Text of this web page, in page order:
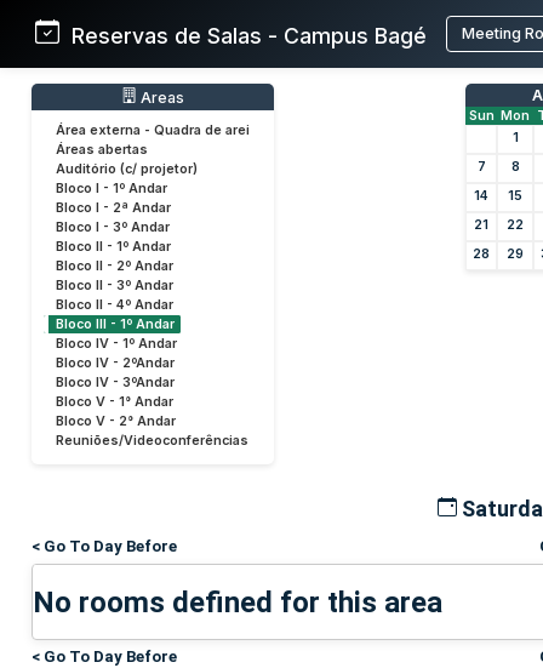
Reservas de Salas - Campus Bagé Meeting
Areas
Área externa - Quadra de arei
Áreas abertas
Auditório (c/ projetor)
Bloco I - 1º Andar
Bloco I - 2ª Andar
Bloco I - 3º Andar
Bloco II - 1º Andar
Bloco II - 2º Andar
Bloco II - 3º Andar
Bloco II - 4º Andar
Bloco III - 1º Andar
Bloco IV - 1º Andar
Bloco IV - 2ºAndar
Bloco IV - 3ºAndar
Bloco V - 1° Andar
Bloco V - 2° Andar
Reuniões/Videoconferências
Sun Mon
1
7
8
14
15
21
22
28
29
< Go To Day Before
No rooms defined for this area
< Go To Day Before